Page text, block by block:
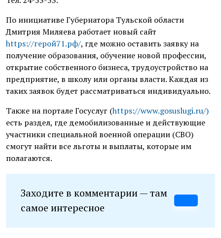
По инициативе Губернатора Тульской области
Дмитрия Миляева работает новый сайт
https://герой71.рф/, где можно оставить заявку на
получение образования, обучение новой профессии,
открытие собственного бизнеса, трудоустройство на
предприятие, в школу или органы власти. Каждая из
таких заявок будет рассматриваться индивидуально.
Также на портале Госуслуг (https://www.gosuslugi.ru/)
есть раздел, где демобилизованные и действующие
участники специальной военной операции (СВО)
смогут найти все льготы и выплаты, которые им
полагаются.
Заходите в комментарии — там
самое интересное